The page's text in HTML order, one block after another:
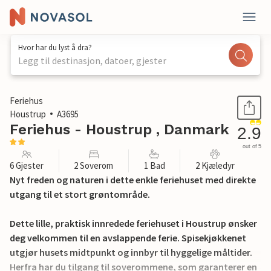
Hvor har du lyst å dra?
Legg til destinasjon, datoer, gjester
1 / 13
Feriehus
Houstrup
A3695
Feriehus - Houstrup , Danmark 2.9
out of 5
6 Gjester 2 Soverom 1 Bad 2 Kjæledyr
Nyt freden og naturen i dette enkle feriehuset med direkte
utgang til et stort grøntområde.
Dette lille, praktisk innredede feriehuset i Houstrup ønsker
deg velkommen til en avslappende ferie. Spisekjøkkenet
utgjør husets midtpunkt og innbyr til hyggelige måltider.
Herfra har du tilgang til soverommene, som garanterer en